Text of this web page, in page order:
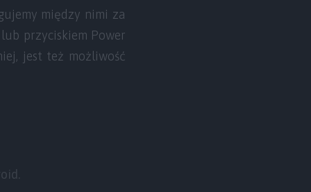
między nimi za
przyciskiem Power
jest też możliwość